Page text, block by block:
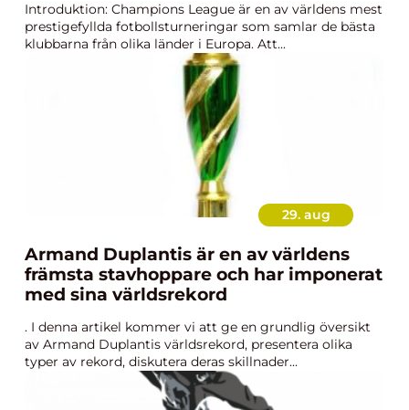
Introduktion: Champions League är en av världens mest
prestigefyllda fotbollsturneringar som samlar de bästa
klubbarna från olika länder i Europa. Att...
29. aug
Armand Duplantis är en av världens
främsta stavhoppare och har imponerat
med sina världsrekord
. I denna artikel kommer vi att ge en grundlig översikt
av Armand Duplantis världsrekord, presentera olika
typer av rekord, diskutera deras skillnader...